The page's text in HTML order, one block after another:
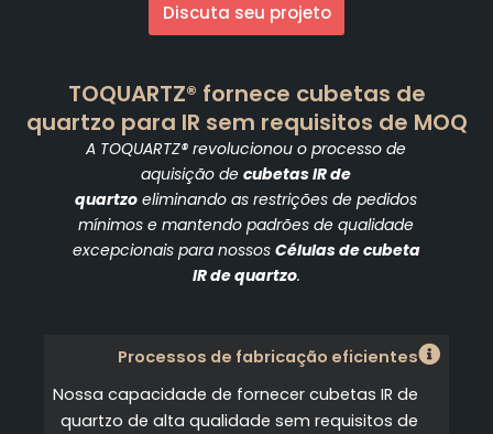
Discuta seu projeto
TOQUARTZ® fornece cubetas de
quartzo para IR sem requisitos de MOQ
A TOQUARTZ® revolucionou o processo de
aquisição decubetas IR de
quartzo eliminando as restrições de pedidos
mínimos e mantendo padrões de qualidade
excepcionais para nossos Células de cubeta
IR de quartzo.
Processos de fabricação eficientes
Nossa capacidade de fornecer cubetas IR de
quartzo de alta qualidade sem requisitos de